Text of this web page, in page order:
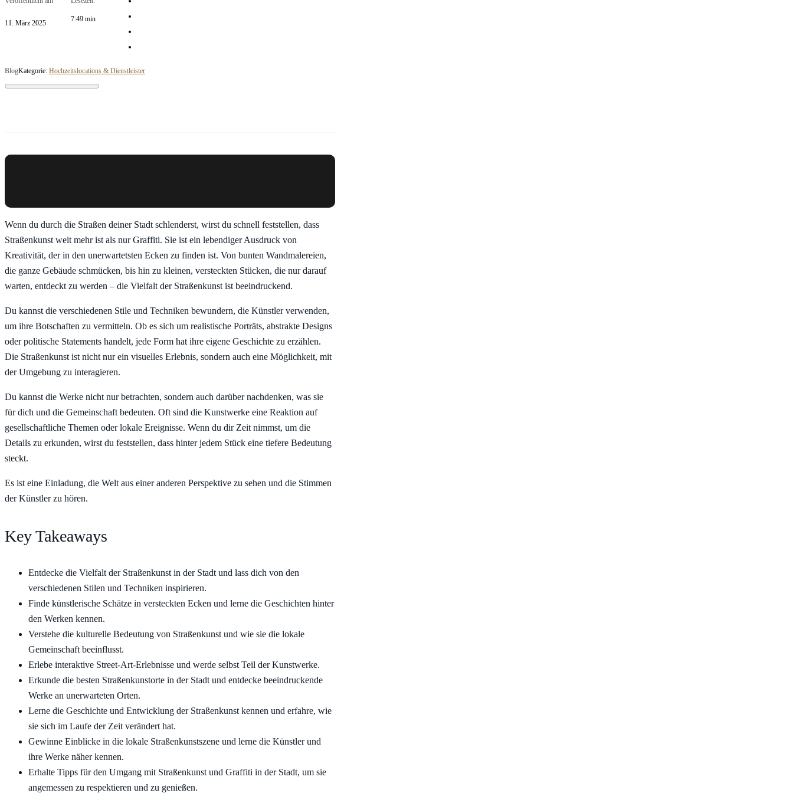
11. März 2025 7:49 min
BlogKategorie: Hochzeitslocations & Dienstleister
Wenn du durch die Straßen deiner Stadt schlenderst, wirst du schnell feststellen, dass
Straßenkunst weit mehr ist als nur Graffiti. Sie ist ein lebendiger Ausdruck von
Kreativität, der in den unerwartetsten Ecken zu finden ist. Von bunten Wandmalereien,
die ganze Gebäude schmücken, bis hin zu kleinen, versteckten Stücken, die nur darauf
warten, entdeckt zu werden – die Vielfalt der Straßenkunst ist beeindruckend.
Du kannst die verschiedenen Stile und Techniken bewundern, die Künstler verwenden,
um ihre Botschaften zu vermitteln. Ob es sich um realistische Porträts, abstrakte Designs
oder politische Statements handelt, jede Form hat ihre eigene Geschichte zu erzählen.
Die Straßenkunst ist nicht nur ein visuelles Erlebnis, sondern auch eine Möglichkeit, mit
der Umgebung zu interagieren.
Du kannst die Werke nicht nur betrachten, sondern auch darüber nachdenken, was sie
für dich und die Gemeinschaft bedeuten. Oft sind die Kunstwerke eine Reaktion auf
gesellschaftliche Themen oder lokale Ereignisse. Wenn du dir Zeit nimmst, um die
Details zu erkunden, wirst du feststellen, dass hinter jedem Stück eine tiefere Bedeutung
steckt.
Es ist eine Einladung, die Welt aus einer anderen Perspektive zu sehen und die Stimmen
der Künstler zu hören.
Key Takeaways
Entdecke die Vielfalt der Straßenkunst in der Stadt und lass dich von den
verschiedenen Stilen und Techniken inspirieren.
Finde künstlerische Schätze in versteckten Ecken und lerne die Geschichten hinter
den Werken kennen.
Verstehe die kulturelle Bedeutung von Straßenkunst und wie sie die lokale
Gemeinschaft beeinflusst.
Erlebe interaktive Street-Art-Erlebnisse und werde selbst Teil der Kunstwerke.
Erkunde die besten Straßenkunstorte in der Stadt und entdecke beeindruckende
Werke an unerwarteten Orten.
Lerne die Geschichte und Entwicklung der Straßenkunst kennen und erfahre, wie
sie sich im Laufe der Zeit verändert hat.
Gewinne Einblicke in die lokale Straßenkunstszene und lerne die Künstler und
ihre Werke näher kennen.
Erhalte Tipps für den Umgang mit Straßenkunst und Graffiti in der Stadt, um sie
angemessen zu respektieren und zu genießen.